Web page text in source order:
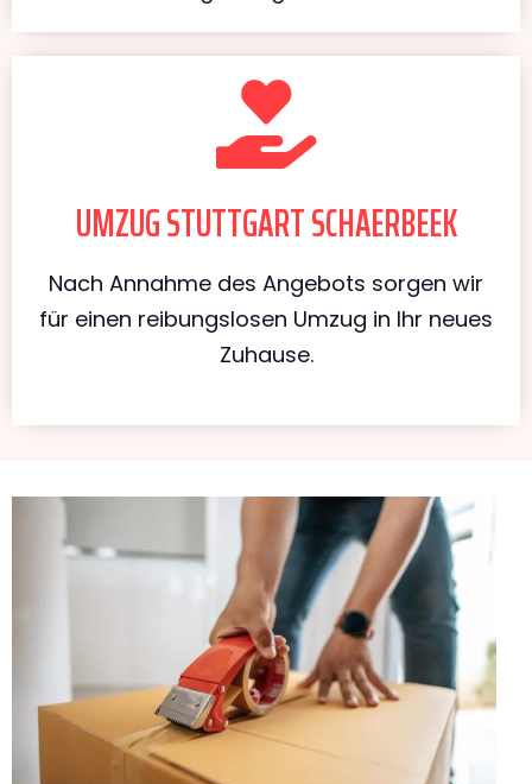
UMZUG STUTTGART SCHAERBEEK
Nach Annahme des Angebots sorgen wir
für einen reibungslosen Umzug in Ihr neues
Zuhause.